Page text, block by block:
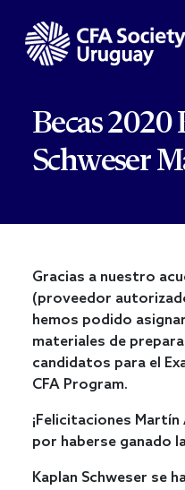
Becas 2020
Schweser
Gracias a nuestro
(proveedor
hemos podido
materiales de
candidatos para el
CFA Program.
¡Felicitaciones
por haberse ganado
Kaplan Schweser se